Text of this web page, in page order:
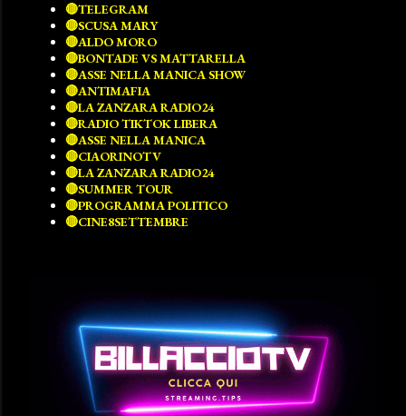
🔴TELEGRAM
🔴SCUSA MARY
🔴ALDO MORO
🔴BONTADE VS MATTARELLA
🔴ASSE NELLA MANICA SHOW
🔴ANTIMAFIA
🔴LA ZANZARA RADIO24
🔴RADIO TIKTOK LIBERA
🔴ASSE NELLA MANICA
🔴CIAORINOTV
🔴LA ZANZARA RADIO24
🔴SUMMER TOUR
🔴PROGRAMMA POLITICO
🔴CINE8SETTEMBRE